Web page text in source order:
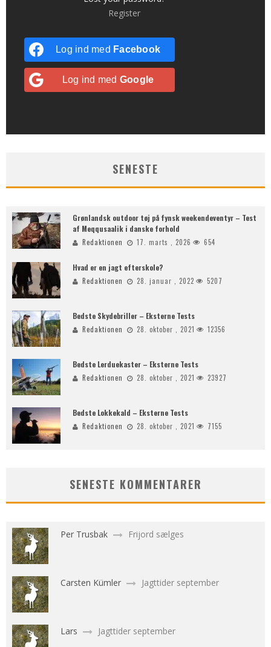
Register
Log ind med Facebook
Log ind med Google
SENESTE
Grønlandsk outdoor tøj på fynsk weekendeventyr – Test
af Meqqusaalik i danske forhold
Redaktionen 17. marts , 2026 654
Hvad er en jagt efterskole?
Redaktionen 28. januar , 2022 5207
Bedste Skydebriller – Eksterne Tests
Redaktionen 28. oktober , 2021 12356
Bedste Lerduekaster – Eksterne Tests
Redaktionen 28. oktober , 2021 23927
Bedste Lokkekald – Eksterne Tests
Redaktionen 28. oktober , 2021 7155
SENESTE KOMMENTARER
Per Trusbak Frijord sælges
Carsten Kümler Jagttider september
Lars Jagttider september